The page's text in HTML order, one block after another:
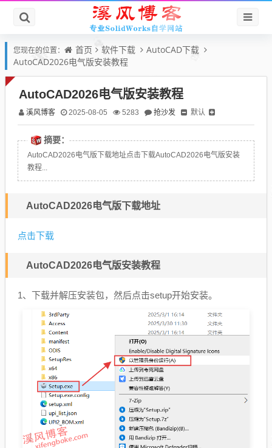
您现在的位置： 首页 软件下载
AutoCAD下载
AutoCAD2026电气版安装教程
AutoCAD2026电气版安装教程
溪风博客 2025-08-05 5283 抢沙发 默认
摘要：
AutoCAD2026电气版下载地址点击下载AutoCAD2026电气版安装
教程...
AutoCAD2026电气版下载地址
点击下载
AutoCAD2026电气版安装教程
1、下载并解压安装包，然后点击setup开始安装。